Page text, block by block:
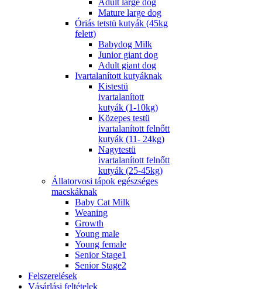
Adult large dog
Mature large dog
Óriás tetstü kutyák (45kg
felett)
Babydog Milk
Junior giant dog
Adult giant dog
Ivartalanított kutyáknak
Kistestü
ivartalanított
kutyák (1-10kg)
Közepes testü
ivartalanított felnőtt
kutyák (11- 24kg)
Nagytestü
ivartalanított felnőtt
kutyák (25-45kg)
Állatorvosi tápok egészséges
macskáknak
Baby Cat Milk
Weaning
Growth
Young male
Young female
Senior Stage1
Senior Stage2
Felszerelések
Vásárlási feltételek